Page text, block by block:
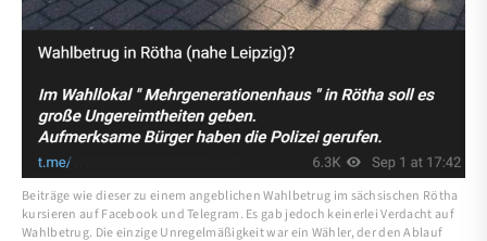
Beiträge wie dieser zu einem angeblichen Wahlbetrug im sächsischen Rötha
kursieren auf Facebook und Telegram. Es gab jedoch keinerlei Verdacht auf
Wahlbetrug. Die einzige Unregelmäßigkeit war ein Wähler, der den Ablauf